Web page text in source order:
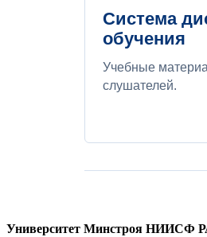
Система
обучения
Учебные
слушателей.
Университет Минстроя НИИСФ